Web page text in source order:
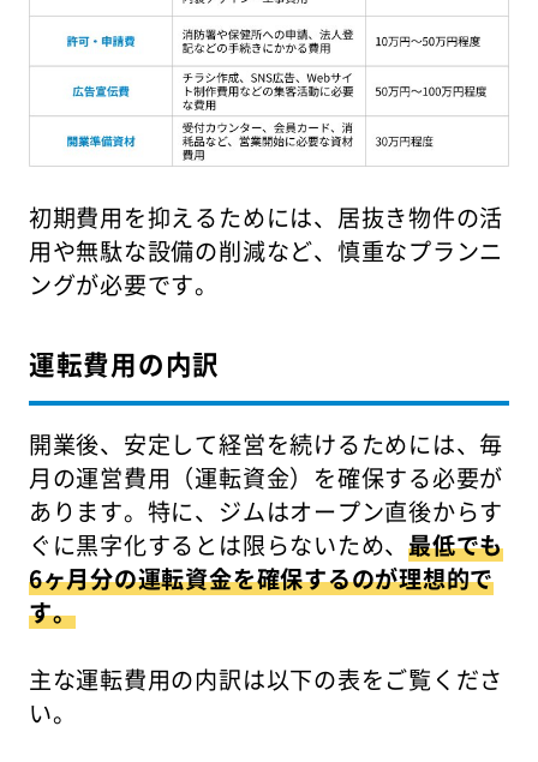
初期費用を抑えるためには、居抜き物件の活
用や無駄な設備の削減など、慎重なプランニ
ングが必要です。
運転費用の内訳
開業後、安定して経営を続けるためには、毎
月の運営費用（運転資金）を確保する必要が
あります。特に、ジムはオープン直後からす
ぐに黒字化するとは限らないため、最低でも
6ヶ月分の運転資金を確保するのが理想的で
す。
主な運転費用の内訳は以下の表をご覧くださ
い。